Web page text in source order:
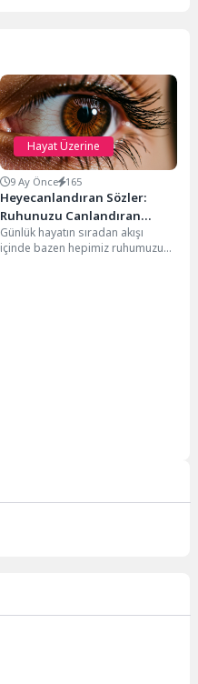
Hayat Üzerine
9 Ay Önce 165
Heyecanlandıran Sözler:
Ruhunuzu Canlandıran
İlham Verici Alıntılar
Günlük hayatın sıradan akışı
içinde bazen hepimiz ruhumuzu